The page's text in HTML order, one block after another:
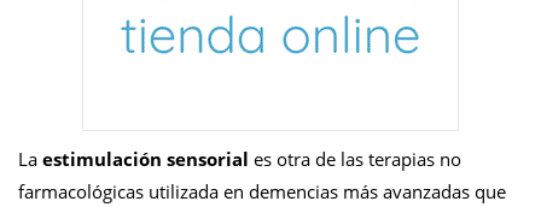
La estimulación sensorial es otra de las terapias no
farmacológicas utilizada en demencias más avanzadas que